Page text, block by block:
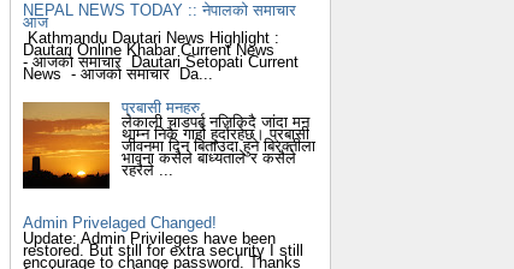
NEPAL NEWS TODAY :: नेपालको समाचार
आज
Kathmandu Dautari News Highlight :
Dautari Online Khabar Current News
- आजको समाचार Dautari Setopati Current
News - आजको समाचार Da...
प्रबासी मनहरु
लेकाली चाडपर्ब नजिकिदै जांदा मन
थाम्न निकै गार्हो हुदोंरहेछ। प्रबासी
जीवनमा दिन बिताउदा हुने बिरक्तीला
भावना कसैले बाध्यताले र कसैले
रहरैले ...
Admin Privelaged Changed!
Update: Admin Privileges have been
restored. But still for extra security I still
encourage to change password. Thanks